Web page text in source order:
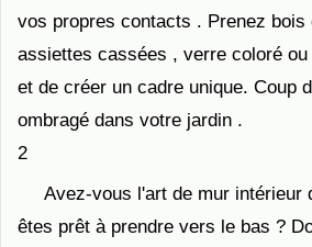
vos propres contacts . Prenez bois
assiettes cassées , verre coloré
et de créer un cadre unique. Coup
ombragé dans votre jardin .
2
Avez-vous l'art de mur intérieur
êtes prêt à prendre vers le bas ?